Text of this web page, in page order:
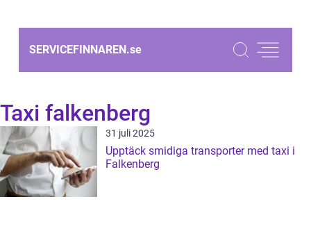
SERVICEFINNAREN.se
Taxi falkenberg
31 juli 2025
Upptäck smidiga transporter med taxi i
Falkenberg